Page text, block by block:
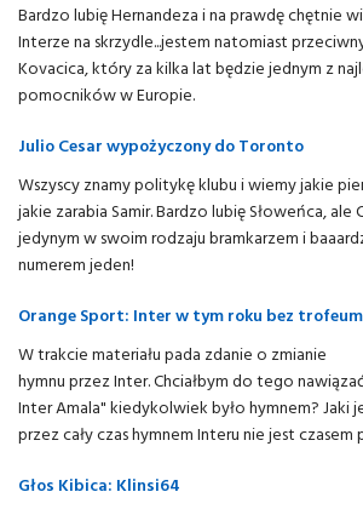
Bardzo lubię Hernandeza i na prawdę chętnie
Interze na skrzydle...jestem natomiast
Kovacica, który za kilka lat będzie jednym z
pomocników w Europie.
Julio Cesar wypożyczony do Toronto
Wszyscy znamy politykę klubu i wiemy jakie
jakie zarabia Samir. Bardzo lubię Słoweńca, ale
jedynym w swoim rodzaju bramkarzem i
numerem jeden!
Orange Sport: Inter w tym roku bez
W trakcie materiału pada zdanie o zmianie
hymnu przez Inter. Chciałbym do tego
Inter Amala" kiedykolwiek było hymnem? Jaki
przez cały czas hymnem Interu nie jest
Głos Kibica: Klinsi64